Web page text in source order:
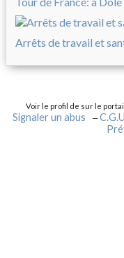
Arrêts de travail et
Voir le profil de sur le
Signaler un abus